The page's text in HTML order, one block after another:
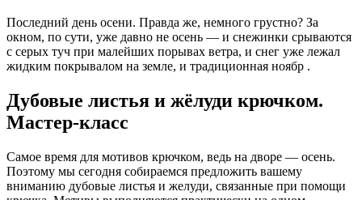
Последний день осени. Правда же, немного грустно? За
окном, по сути, уже давно не осень — и снежинки срываются
с серых туч при малейших порывах ветра, и снег уже лежал
жидким покрывалом на земле, и традиционная ноябр .
Дубовые листья и жёлуди крючком.
Мастер-класс
Самое время для мотивов крючком, ведь на дворе — осень.
Поэтому мы сегодня собираемся предложить вашему
вниманию дубовые листья и желуди, связанные при помощи